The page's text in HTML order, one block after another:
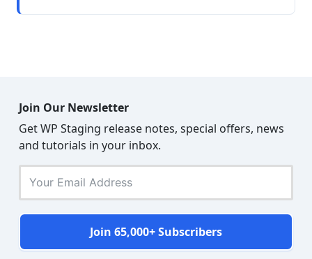
Join Our Newsletter
Get WP Staging release notes, special offers, news
and tutorials in your inbox.
Join 65,000+ Subscribers